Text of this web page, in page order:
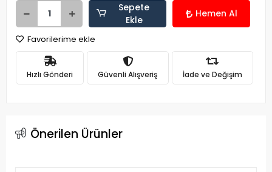
Sepete
Ekle
Hemen Al
Favorilerime ekle
Hızlı Gönderi Güvenli Alışveriş İade ve Değişim
Önerilen Ürünler